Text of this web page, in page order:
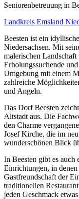
Senioren­betreuung in
Landkreis Emsland
Beesten ist ein
Niedersachsen. Mit
malerischen
Erholungssuchende
Umgebung mit einem
zahlreiche
und Angeln.
Das Dorf Beesten
Altstadt aus. Die
den Charme
Josef Kirche, die im
wunderschönen Blick
In Beesten gibt es auch
Einrichtungen, in
Gastfreundschaft der
traditionellen
jeden Geschmack